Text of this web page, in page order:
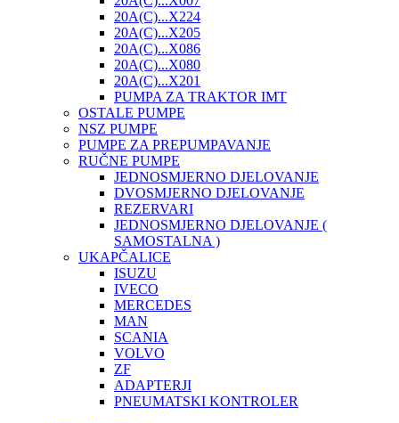
20A(C)...X224
20A(C)...X205
20A(C)...X086
20A(C)...X080
20A(C)...X201
PUMPA ZA TRAKTOR IMT
OSTALE PUMPE
NSZ PUMPE
PUMPE ZA PREPUMPAVANJE
RUČNE PUMPE
JEDNOSMJERNO DJELOVANJE
DVOSMJERNO DJELOVANJE
REZERVARI
JEDNOSMJERNO DJELOVANJE (
SAMOSTALNA )
UKAPČALICE
ISUZU
IVECO
MERCEDES
MAN
SCANIA
VOLVO
ZF
ADAPTERJI
PNEUMATSKI KONTROLER